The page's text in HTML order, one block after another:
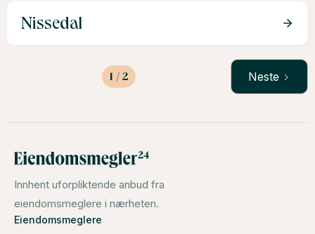
Nissedal
1 / 2 Neste
Innhent uforpliktende anbud fra
eiendomsmeglere i nærheten.
Eiendomsmeglere